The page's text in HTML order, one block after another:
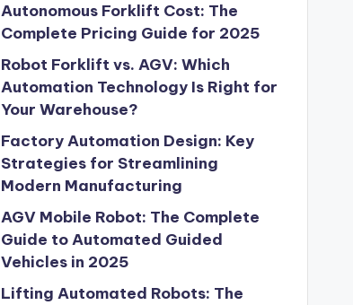
Autonomous Forklift Cost: The
Complete Pricing Guide for 2025
Robot Forklift vs. AGV: Which
Automation Technology Is Right for
Your Warehouse?
Factory Automation Design: Key
Strategies for Streamlining
Modern Manufacturing
AGV Mobile Robot: The Complete
Guide to Automated Guided
Vehicles in 2025
Lifting Automated Robots: The